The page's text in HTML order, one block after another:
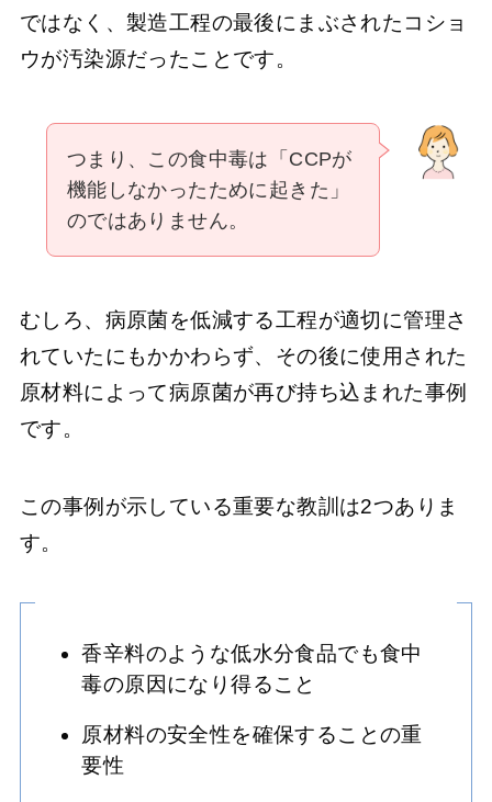
ではなく、製造工程の最後にまぶされたコショ
ウが汚染源だったことです。
つまり、この食中毒は「CCPが
機能しなかったために起きた」
のではありません。
むしろ、病原菌を低減する工程が適切に管理さ
れていたにもかかわらず、その後に使用された
原材料によって病原菌が再び持ち込まれた事例
です。
この事例が示している重要な教訓は2つありま
す。
香辛料のような低水分食品でも食中
毒の原因になり得ること
原材料の安全性を確保することの重
要性